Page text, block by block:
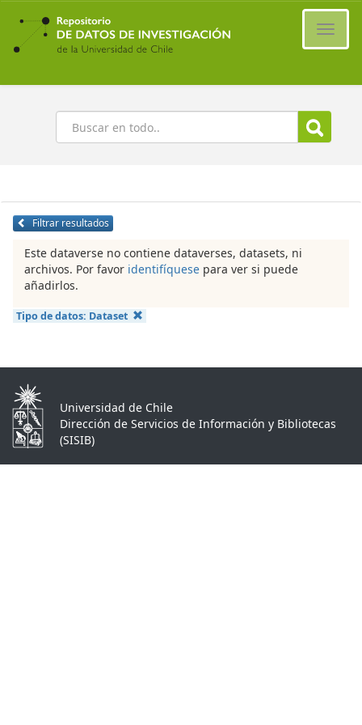
Ir
contenido
principal
Buscar
Filtrar resultados
Este dataverse no contiene dataverses, datasets, ni
archivos. Por favor identifíquese para ver si puede
añadirlos.
Tipo de datos: Dataset
Universidad de Chile
Dirección de Servicios de Información y Bibliotecas
(SISIB)